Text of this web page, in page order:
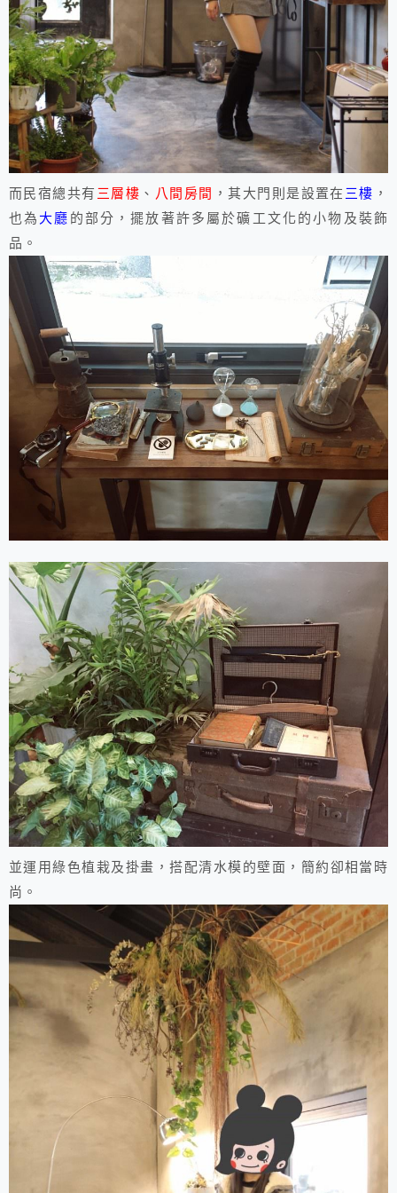
而民宿總共有 三層樓 、 八間房間 ，其大門則是設置在 三樓 ，
也為 大廳 的部分，擺放著許多屬於礦工文化的小物及裝飾
品。
並運用綠色植栽及掛畫，搭配清水模的壁面，簡約卻相當時
尚。